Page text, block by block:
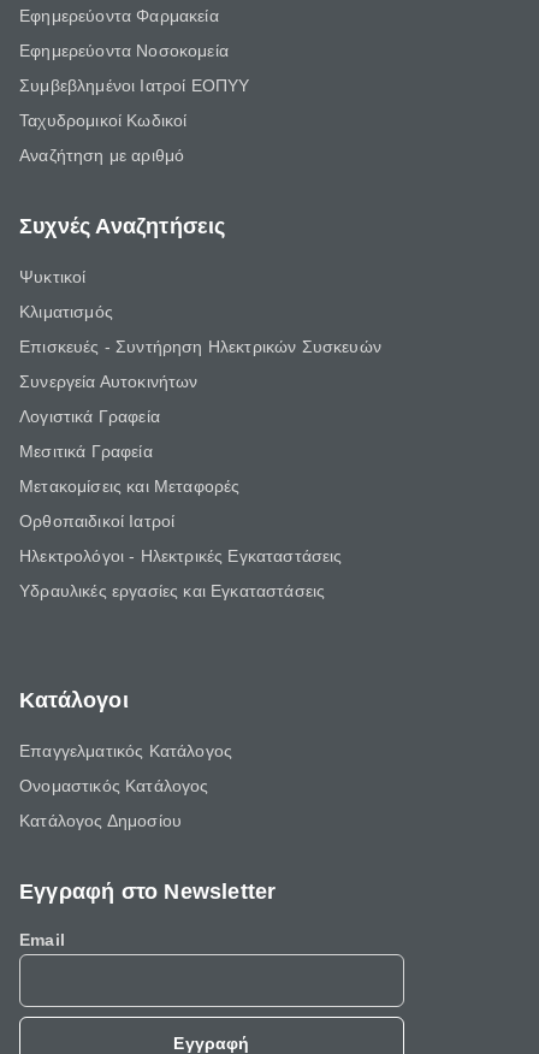
Εφημερεύοντα Φαρμακεία
Εφημερεύοντα Νοσοκομεία
Συμβεβλημένοι Ιατροί ΕΟΠΥΥ
Ταχυδρομικοί Κωδικοί
Αναζήτηση με αριθμό
Συχνές Αναζητήσεις
Ψυκτικοί
Κλιματισμός
Επισκευές - Συντήρηση Ηλεκτρικών Συσκευών
Συνεργεία Αυτοκινήτων
Λογιστικά Γραφεία
Μεσιτικά Γραφεία
Μετακομίσεις και Μεταφορές
Ορθοπαιδικοί Ιατροί
Ηλεκτρολόγοι - Ηλεκτρικές Εγκαταστάσεις
Υδραυλικές εργασίες και Εγκαταστάσεις
Κατάλογοι
Επαγγελματικός Κατάλογος
Ονομαστικός Κατάλογος
Κατάλογος Δημοσίου
Εγγραφή στο Newsletter
Email
Εγγραφή